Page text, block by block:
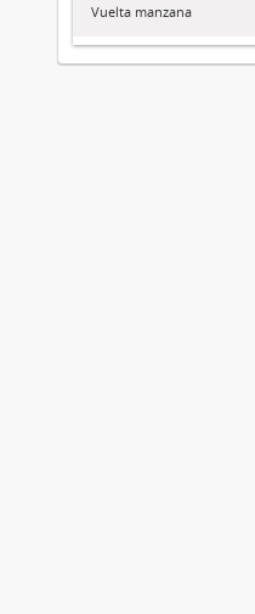
Vuelta manzana